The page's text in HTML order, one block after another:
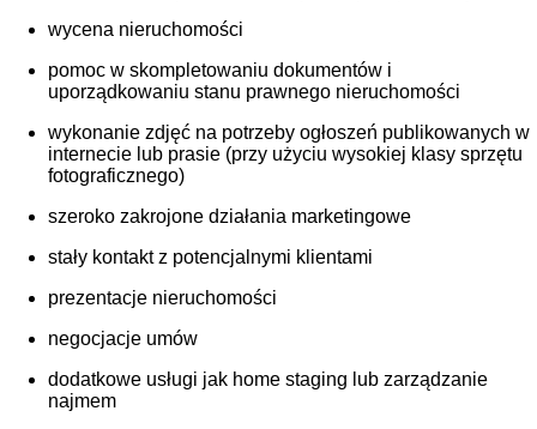
wycena nieruchomości
pomoc w skompletowaniu dokumentów i
uporządkowaniu stanu prawnego nieruchomości
wykonanie zdjęć na potrzeby ogłoszeń publikowanych w
internecie lub prasie (przy użyciu wysokiej klasy sprzętu
fotograficznego)
szeroko zakrojone działania marketingowe
stały kontakt z potencjalnymi klientami
prezentacje nieruchomości
negocjacje umów
dodatkowe usługi jak home staging lub zarządzanie
najmem